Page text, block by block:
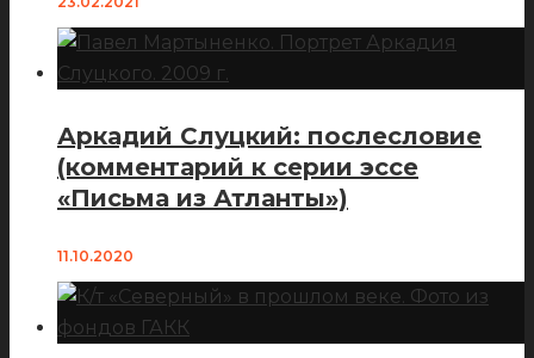
Аркадий Слуцкий: послесловие
(комментарий к серии эссе
«Письма из Атланты»)
11.10.2020